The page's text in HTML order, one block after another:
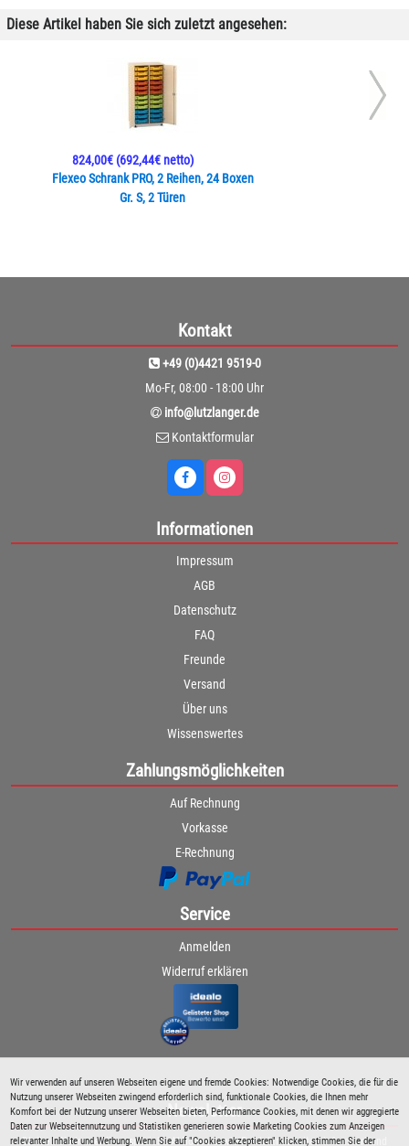
Wir verwenden auf unseren Webseiten eigene und fremde Cookies: Notwendige Cookies, die für die
Nutzung unserer Webseiten zwingend erforderlich sind, funktionale Cookies, die Ihnen mehr
Komfort bei der Nutzung unserer Webseiten bieten, Performance Cookies, mit denen wir aggregierte
Daten zur Webseitennutzung und Statistiken generieren sowie Marketing Cookies zum Anzeigen
relevanter Inhalte und Werbung. Wenn Sie auf "Cookies akzeptieren" klicken, stimmen Sie der
Diese Artikel haben Sie sich zuletzt angesehen:
Flexeo Schrank PRO, 2 Reihen, 24 Boxen
Gr. S, 2 Türen
824,00€(692,44€ netto)
Kontakt
+49 (0)4421 9519-0
Mo-Fr, 08:00 - 18:00 Uhr
info@lutzlanger.de
Kontaktformular
Informationen
Impressum
AGB
Datenschutz
FAQ
Freunde
Versand
Über uns
Wissenswertes
Zahlungsmöglichkeiten
Auf Rechnung
Vorkasse
E-Rechnung
Service
Anmelden
Widerruf erklären
Newsletter
Bleiben Sie immer über spezielle Aktionen sowie Produktneuheiten informiert und